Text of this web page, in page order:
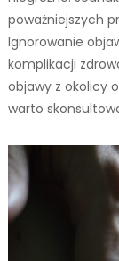
poważniejszych
Ignorowanie
komplikacji
objawy z okolicy
warto